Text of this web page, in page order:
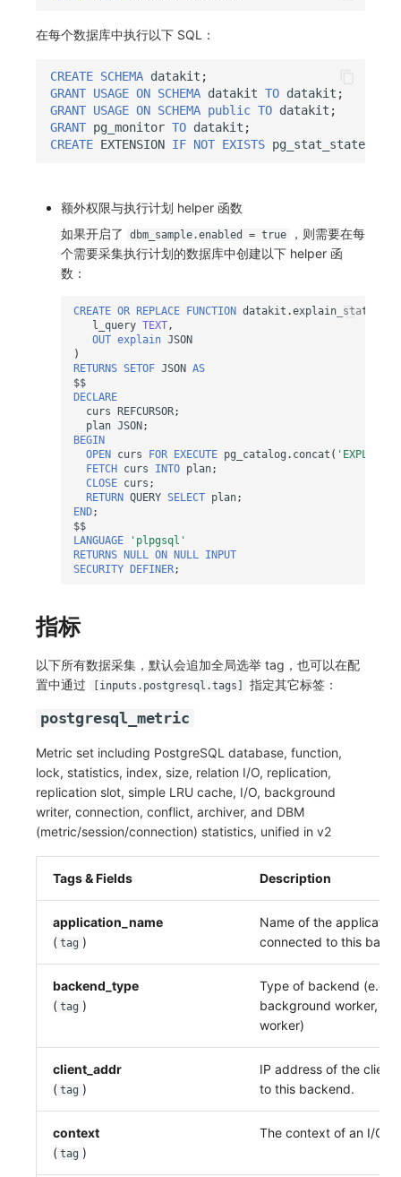
在每个数据库中执行以下 SQL：
CREATE SCHEMA datakit ;
GRANT USAGE ON SCHEMA datakit TO datakit ;
GRANT USAGE ON SCHEMA public TO datakit ;
GRANT pg_monitor TO datakit ;
CREATE EXTENSION IF NOT EXISTS pg_stat_statements
额外权限与执行计划 helper 函数
如果开启了
dbm_sample.enabled = true
，则需要在每
个需要采集执行计划的数据库中创建以下 helper 函
数：
CREATE OR REPLACE FUNCTION datakit .explain_statement
l_query TEXT,
OUT explain JSON
)
RETURNS SETOF JSON AS
$$
DECLARE
curs REFCURSOR;
plan JSON;
BEGIN
OPEN
curs FOR EXECUTE pg_catalog . concat ( 'EXPLAIN
FETCH
curs INTO plan;
CLOSE
curs ;
RETURN QUERY SELECT plan;
END;
$$
LANGUAGE
'plpgsql'
RETURNS NULL ON NULL
INPUT
SECURITY DEFINER;
指标
以下所有数据采集，默认会追加全局选举 tag，也可以在配
置中通过
[inputs.postgresql.tags] 指定其它标签：
postgresql_metric
Metric set including PostgreSQL database, function,
lock, statistics, index, size, relation I/O, replication,
replication slot, simple LRU cache, I/O, background
writer, connection, conflict, archiver, and DBM
(metric/session/connection) statistics, unified in v2
Tags & Fields Description
application_name
( tag )
Name of the application
connected to this
backend_type
( tag )
Type of backend (e.g.
background worker,
worker)
client_addr
( tag )
IP address of the client
to this backend.
context
( tag )
The context of an I/O